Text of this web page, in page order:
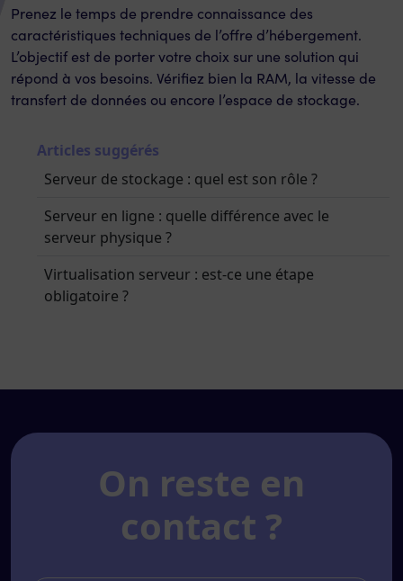
Prenez le temps de prendre connaissance des
caractéristiques techniques de l’offre d’hébergement.
L’objectif est de porter votre choix sur une solution qui
répond à vos besoins. Vérifiez bien la RAM, la vitesse de
transfert de données ou encore l’espace de stockage.
Articles suggérés
Serveur de stockage : quel est son rôle ?
Serveur en ligne : quelle différence avec le
serveur physique ?
Virtualisation serveur : est-ce une étape
obligatoire ?
On reste en
contact ?